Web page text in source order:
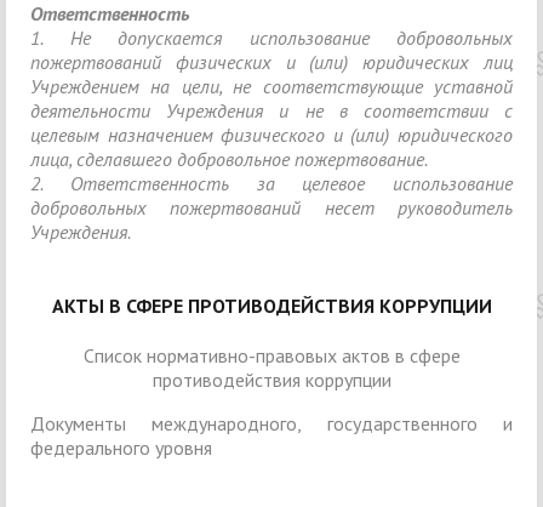
Ответственность
1. Не допускается использование добровольных
пожертвований физических и (или) юридических лиц
Учреждением на цели, не соответствующие уставной
деятельности Учреждения и не в соответствии с
целевым назначением физического и (или) юридического
лица, сделавшего добровольное пожертвование.
2. Ответственность за целевое использование
добровольных пожертвований несет руководитель
Учреждения.
АКТЫ В СФЕРЕ ПРОТИВОДЕЙСТВИЯ КОРРУПЦИИ
Список нормативно-правовых актов в сфере
противодействия коррупции
Документы международного, государственного и
федерального уровня